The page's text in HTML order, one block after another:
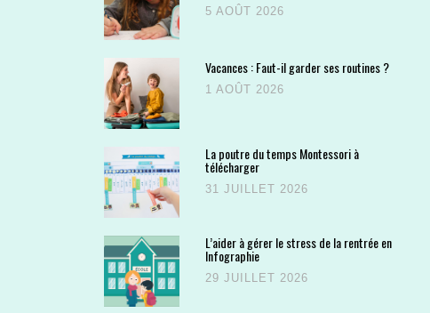
5 AOÛT 2026
Vacances : Faut-il garder ses routines ?
1 AOÛT 2026
La poutre du temps Montessori à
télécharger
31 JUILLET 2026
L’aider à gérer le stress de la rentrée en
Infographie
29 JUILLET 2026